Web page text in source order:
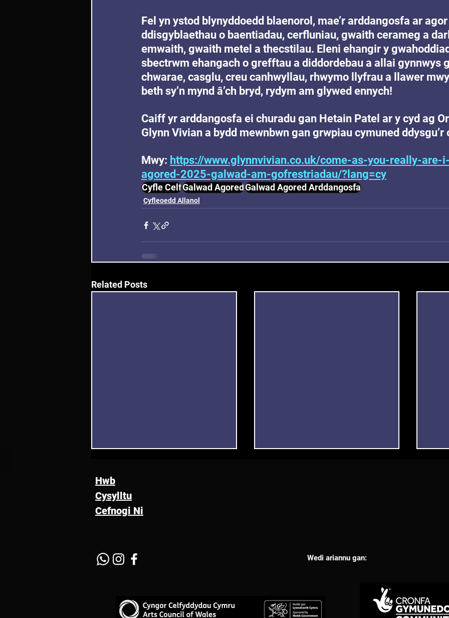
Fel yn ystod blynyddoedd blaenorol, mae’r arddangosfa ar
ddisgyblaethau o baentiadau, cerfluniau, gwaith cerameg a
emwaith, gwaith metel a thecstilau. Eleni ehangir y
sbectrwm ehangach o grefftau a diddordebau a allai gynnwys
chwarae, casglu, creu canhwyllau, rhwymo llyfrau a llawer
beth sy’n mynd â’ch bryd, rydym am glywed ennych!
Caiff yr arddangosfa ei churadu gan Hetain Patel ar y cyd ag
Glynn Vivian a bydd mewnbwn gan grwpiau cymuned ddysgu’r
Mwy: https://www.glynnvivian.co.uk/come-as-you-really-are-
agored-2025-galwad-am-gofrestriadau/?lang=cy
Cyfle CelfGalwad AgoredGalwad Agored Arddangosfa
Cyfleoedd Allanol
Related Posts
pethau" dan arweiniad Artist
DAC Caitlin Flood-Molyneux
Anabl a/neu Fyddar
Hwb
Cysylltu
Cefnogi Ni
Wedi ariannu gan: